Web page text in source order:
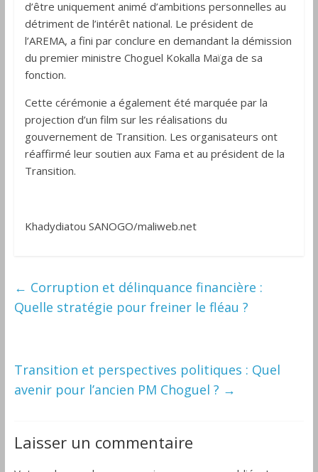
d’être uniquement animé d’ambitions personnelles au
détriment de l’intérêt national. Le président de
l’AREMA, a fini par conclure en demandant la démission
du premier ministre Choguel Kokalla Maïga de sa
fonction.
Cette cérémonie a également été marquée par la
projection d’un film sur les réalisations du
gouvernement de Transition. Les organisateurs ont
réaffirmé leur soutien aux Fama et au président de la
Transition.
Khadydiatou SANOGO/maliweb.net
← Corruption et délinquance financière :
Quelle stratégie pour freiner le fléau ?
Transition et perspectives politiques : Quel
avenir pour l’ancien PM Choguel ? →
Laisser un commentaire